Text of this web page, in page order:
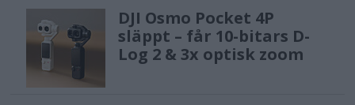
DJI Osmo Pocket 4P
släppt – får 10-bitars D-
Log 2 & 3x optisk zoom